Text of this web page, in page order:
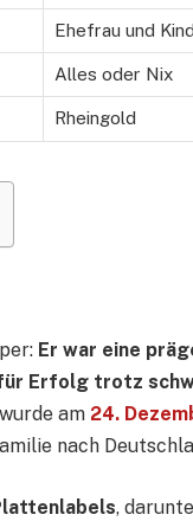
Ehefrau und
Alles oder Nix
Rheingold
Er war eine
Erfolg trotz
am 24.
nach
,